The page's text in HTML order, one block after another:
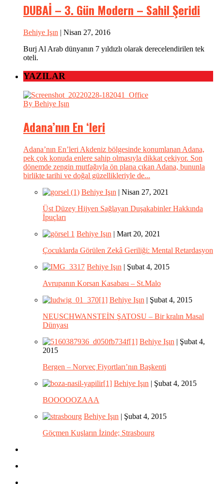
DUBAİ – 3. Gün Modern – Sahil Şeridi
Behiye Işın | Nisan 27, 2016
Burj Al Arab dünyanın 7 yıldızlı olarak derecelendirilen tek
oteli.
YAZILAR
By Behiye Işın
Adana’nın En ‘leri
Adana’nın En’leri Akdeniz bölgesinde konumlanan Adana,
pek çok konuda enlere sahip olmasıyla dikkat çekiyor. Son
dönemde zengin mutfağıyla ön plana çıkan Adana, bununla
birlikte tarihi ve doğal güzellikleriyle de...
Behiye Işın | Nisan 27, 2021
Üst Düzey Hijyen Sağlayan Duşakabinler Hakkında
İpuçları
Behiye Işın | Mart 20, 2021
Çocuklarda Görülen Zekâ Geriliği: Mental Retardasyon
Behiye Işın | Şubat 4, 2015
Avrupanın Korsan Kasabası – St.Malo
Behiye Işın | Şubat 4, 2015
NEUSCHWANSTEİN ŞATOSU – Bir kralın Masal
Dünyası
Behiye Işın | Şubat 4,
2015
Bergen – Norveç Fiyortları’nın Başkenti
Behiye Işın | Şubat 4, 2015
BOOOOOZAAA
Behiye Işın | Şubat 4, 2015
Göçmen Kuşların İzinde; Strasbourg